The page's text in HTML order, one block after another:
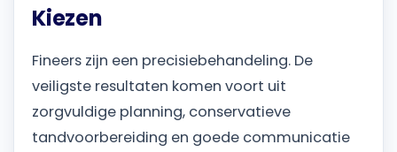
Kiezen
Fineers zijn een precisiebehandeling. De
veiligste resultaten komen voort uit
zorgvuldige planning, conservatieve
tandvoorbereiding en goede communicatie